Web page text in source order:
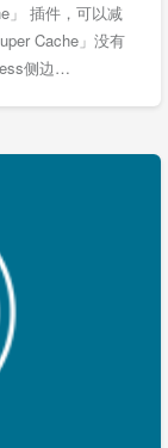
」 插件，可以减
Cache」没有
侧边…